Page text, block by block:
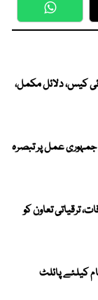
کیس، دلائل مکمل،
جمہوری عمل پر تبصرہ
ترقیاتی تعاون کو
کیلئے پائلٹ